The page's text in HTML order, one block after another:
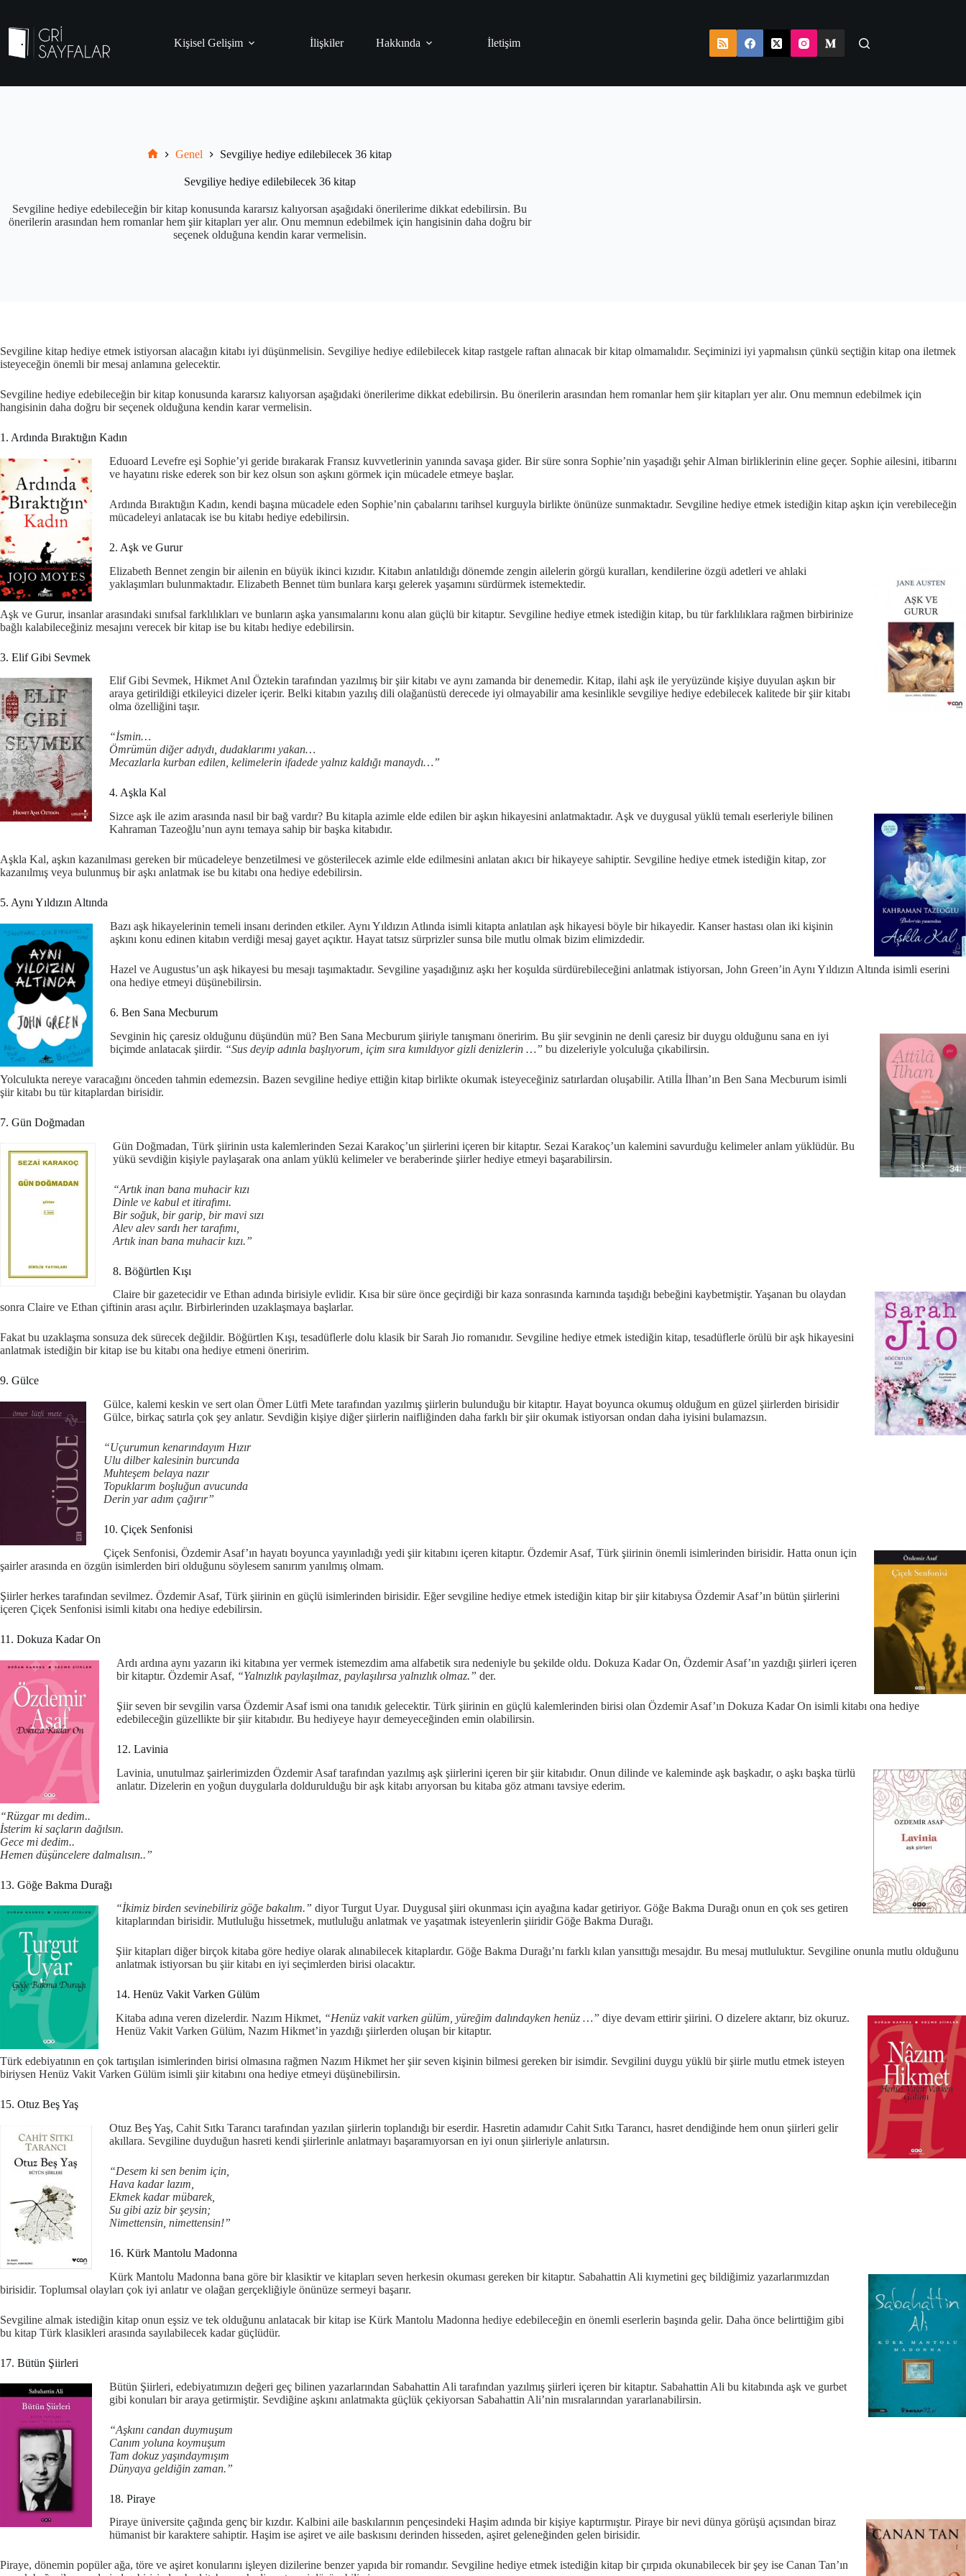
content
Kişisel Gelişim
İlişkiler Hakkında İletişim
Genel Sevgiliye hediye edilebilecek 36 kitap
Sevgiliye hediye edilebilecek 36 kitap
Sevgiline hediye edebileceğin bir kitap konusunda kararsız kalıyorsan aşağıdaki önerilerime dikkat edebilirsin. Bu
önerilerin arasından hem romanlar hem şiir kitapları yer alır. Onu memnun edebilmek için hangisinin daha doğru bir
seçenek olduğuna kendin karar vermelisin.
Sevgiline kitap hediye etmek istiyorsan alacağın kitabı iyi düşünmelisin. Sevgiliye hediye edilebilecek kitap rastgele raftan alınacak bir kitap olmamalıdır. Seçiminizi iyi yapmalısın çünkü seçtiğin kitap ona iletmek
isteyeceğin önemli bir mesaj anlamına gelecektir.
Sevgiline hediye edebileceğin bir kitap konusunda kararsız kalıyorsan aşağıdaki önerilerime dikkat edebilirsin. Bu önerilerin arasından hem romanlar hem şiir kitapları yer alır. Onu memnun edebilmek için
hangisinin daha doğru bir seçenek olduğuna kendin karar vermelisin.
1. Ardında Bıraktığın Kadın
Eduoard Levefre eşi Sophie’yi geride bırakarak Fransız kuvvetlerinin yanında savaşa gider. Bir süre sonra Sophie’nin yaşadığı şehir Alman birliklerinin eline geçer. Sophie ailesini, itibarını
ve hayatını riske ederek son bir kez olsun son aşkını görmek için mücadele etmeye başlar.
Ardında Bıraktığın Kadın, kendi başına mücadele eden Sophie’nin çabalarını tarihsel kurguyla birlikte önünüze sunmaktadır. Sevgiline hediye etmek istediğin kitap aşkın için verebileceğin
mücadeleyi anlatacak ise bu kitabı hediye edebilirsin.
2. Aşk ve Gurur
Elizabeth Bennet zengin bir ailenin en büyük ikinci kızıdır. Kitabın anlatıldığı dönemde zengin ailelerin görgü kuralları, kendilerine özgü adetleri ve ahlaki
yaklaşımları bulunmaktadır. Elizabeth Bennet tüm bunlara karşı gelerek yaşamını sürdürmek istemektedir.
Aşk ve Gurur, insanlar arasındaki sınıfsal farklılıkları ve bunların aşka yansımalarını konu alan güçlü bir kitaptır. Sevgiline hediye etmek istediğin kitap, bu tür farklılıklara rağmen birbirinize
bağlı kalabileceğiniz mesajını verecek bir kitap ise bu kitabı hediye edebilirsin.
3. Elif Gibi Sevmek
Elif Gibi Sevmek, Hikmet Anıl Öztekin tarafından yazılmış bir şiir kitabı ve aynı zamanda bir denemedir. Kitap, ilahi aşk ile yeryüzünde kişiye duyulan aşkın bir
araya getirildiği etkileyici dizeler içerir. Belki kitabın yazılış dili olağanüstü derecede iyi olmayabilir ama kesinlikle sevgiliye hediye edebilecek kalitede bir şiir kitabı
olma özelliğini taşır.
“İsmin…
Ömrümün diğer adıydı, dudaklarımı yakan…
Mecazlarla kurban edilen, kelimelerin ifadede yalnız kaldığı manaydı…”
4. Aşkla Kal
Sizce aşk ile azim arasında nasıl bir bağ vardır? Bu kitapla azimle elde edilen bir aşkın hikayesini anlatmaktadır. Aşk ve duygusal yüklü temalı eserleriyle bilinen
Kahraman Tazeoğlu’nun aynı temaya sahip bir başka kitabıdır.
Aşkla Kal, aşkın kazanılması gereken bir mücadeleye benzetilmesi ve gösterilecek azimle elde edilmesini anlatan akıcı bir hikayeye sahiptir. Sevgiline hediye etmek istediğin kitap, zor
kazanılmış veya bulunmuş bir aşkı anlatmak ise bu kitabı ona hediye edebilirsin.
5. Aynı Yıldızın Altında
Bazı aşk hikayelerinin temeli insanı derinden etkiler. Aynı Yıldızın Atlında isimli kitapta anlatılan aşk hikayesi böyle bir hikayedir. Kanser hastası olan iki kişinin
aşkını konu edinen kitabın verdiği mesaj gayet açıktır. Hayat tatsız sürprizler sunsa bile mutlu olmak bizim elimizdedir.
Hazel ve Augustus’un aşk hikayesi bu mesajı taşımaktadır. Sevgiline yaşadığınız aşkı her koşulda sürdürebileceğini anlatmak istiyorsan, John Green’in Aynı Yıldızın Altında isimli eserini
ona hediye etmeyi düşünebilirsin.
6. Ben Sana Mecburum
Sevginin hiç çaresiz olduğunu düşündün mü? Ben Sana Mecburum şiiriyle tanışmanı öneririm. Bu şiir sevginin ne denli çaresiz bir duygu olduğunu sana en iyi
biçimde anlatacak şiirdir. “Sus deyip adınla başlıyorum, içim sıra kımıldıyor gizli denizlerin …” bu dizeleriyle yolculuğa çıkabilirsin.
Yolculukta nereye varacağını önceden tahmin edemezsin. Bazen sevgiline hediye ettiğin kitap birlikte okumak isteyeceğiniz satırlardan oluşabilir. Atilla İlhan’ın Ben Sana Mecburum isimli
şiir kitabı bu tür kitaplardan birisidir.
7. Gün Doğmadan
Gün Doğmadan, Türk şiirinin usta kalemlerinden Sezai Karakoç’un şiirlerini içeren bir kitaptır. Sezai Karakoç’un kalemini savurduğu kelimeler anlam yüklüdür. Bu
yükü sevdiğin kişiyle paylaşarak ona anlam yüklü kelimeler ve beraberinde şiirler hediye etmeyi başarabilirsin.
“Artık inan bana muhacir kızı
Dinle ve kabul et itirafımı.
Bir soğuk, bir garip, bir mavi sızı
Alev alev sardı her tarafımı,
Artık inan bana muhacir kızı.”
8. Böğürtlen Kışı
Claire bir gazetecidir ve Ethan adında birisiyle evlidir. Kısa bir süre önce geçirdiği bir kaza sonrasında karnında taşıdığı bebeğini kaybetmiştir. Yaşanan bu olaydan
sonra Claire ve Ethan çiftinin arası açılır. Birbirlerinden uzaklaşmaya başlarlar.
Fakat bu uzaklaşma sonsuza dek sürecek değildir. Böğürtlen Kışı, tesadüflerle dolu klasik bir Sarah Jio romanıdır. Sevgiline hediye etmek istediğin kitap, tesadüflerle örülü bir aşk hikayesini
anlatmak istediğin bir kitap ise bu kitabı ona hediye etmeni öneririm.
9. Gülce
Gülce, kalemi keskin ve sert olan Ömer Lütfi Mete tarafından yazılmış şiirlerin bulunduğu bir kitaptır. Hayat boyunca okumuş olduğum en güzel şiirlerden birisidir
Gülce, birkaç satırla çok şey anlatır. Sevdiğin kişiye diğer şiirlerin naifliğinden daha farklı bir şiir okumak istiyorsan ondan daha iyisini bulamazsın.
“Uçurumun kenarındayım Hızır
Ulu dilber kalesinin burcunda
Muhteşem belaya nazır
Topuklarım boşluğun avucunda
Derin yar adım çağırır”
10. Çiçek Senfonisi
Çiçek Senfonisi, Özdemir Asaf’ın hayatı boyunca yayınladığı yedi şiir kitabını içeren kitaptır. Özdemir Asaf, Türk şiirinin önemli isimlerinden birisidir. Hatta onun için
şairler arasında en özgün isimlerden biri olduğunu söylesem sanırım yanılmış olmam.
Şiirler herkes tarafından sevilmez. Özdemir Asaf, Türk şiirinin en güçlü isimlerinden birisidir. Eğer sevgiline hediye etmek istediğin kitap bir şiir kitabıysa Özdemir Asaf’ın bütün şiirlerini
içeren Çiçek Senfonisi isimli kitabı ona hediye edebilirsin.
11. Dokuza Kadar On
Ardı ardına aynı yazarın iki kitabına yer vermek istemezdim ama alfabetik sıra nedeniyle bu şekilde oldu. Dokuza Kadar On, Özdemir Asaf’ın yazdığı şiirleri içeren
bir kitaptır. Özdemir Asaf, “Yalnızlık paylaşılmaz, paylaşılırsa yalnızlık olmaz.” der.
Şiir seven bir sevgilin varsa Özdemir Asaf ismi ona tanıdık gelecektir. Türk şiirinin en güçlü kalemlerinden birisi olan Özdemir Asaf’ın Dokuza Kadar On isimli kitabı ona hediye
edebileceğin güzellikte bir şiir kitabıdır. Bu hediyeye hayır demeyeceğinden emin olabilirsin.
12. Lavinia
Lavinia, unutulmaz şairlerimizden Özdemir Asaf tarafından yazılmış aşk şiirlerini içeren bir şiir kitabıdır. Onun dilinde ve kaleminde aşk başkadır, o aşkı başka türlü
anlatır. Dizelerin en yoğun duygularla doldurulduğu bir aşk kitabı arıyorsan bu kitaba göz atmanı tavsiye ederim.
“Rüzgar mı dedim..
İsterim ki saçların dağılsın.
Gece mi dedim..
Hemen düşüncelere dalmalısın..”
13. Göğe Bakma Durağı
“İkimiz birden sevinebiliriz göğe bakalım.” diyor Turgut Uyar. Duygusal şiiri okunması için ayağına kadar getiriyor. Göğe Bakma Durağı onun en çok ses getiren
kitaplarından birisidir. Mutluluğu hissetmek, mutluluğu anlatmak ve yaşatmak isteyenlerin şiiridir Göğe Bakma Durağı.
Şiir kitapları diğer birçok kitaba göre hediye olarak alınabilecek kitaplardır. Göğe Bakma Durağı’nı farklı kılan yansıttığı mesajdır. Bu mesaj mutluluktur. Sevgiline onunla mutlu olduğunu
anlatmak istiyorsan bu şiir kitabı en iyi seçimlerden birisi olacaktır.
14. Henüz Vakit Varken Gülüm
Kitaba adına veren dizelerdir. Nazım Hikmet, “Henüz vakit varken gülüm, yüreğim dalındayken henüz …” diye devam ettirir şiirini. O dizelere aktarır, biz okuruz.
Henüz Vakit Varken Gülüm, Nazım Hikmet’in yazdığı şiirlerden oluşan bir kitaptır.
Türk edebiyatının en çok tartışılan isimlerinden birisi olmasına rağmen Nazım Hikmet her şiir seven kişinin bilmesi gereken bir isimdir. Sevgilini duygu yüklü bir şiirle mutlu etmek isteyen
biriysen Henüz Vakit Varken Gülüm isimli şiir kitabını ona hediye etmeyi düşünebilirsin.
15. Otuz Beş Yaş
Otuz Beş Yaş, Cahit Sıtkı Tarancı tarafından yazılan şiirlerin toplandığı bir eserdir. Hasretin adamıdır Cahit Sıtkı Tarancı, hasret dendiğinde hem onun şiirleri gelir
akıllara. Sevgiline duyduğun hasreti kendi şiirlerinle anlatmayı başaramıyorsan en iyi onun şiirleriyle anlatırsın.
“Desem ki sen benim için,
Hava kadar lazım,
Ekmek kadar mübarek,
Su gibi aziz bir şeysin;
Nimettensin, nimettensin!”
16. Kürk Mantolu Madonna
Kürk Mantolu Madonna bana göre bir klasiktir ve kitapları seven herkesin okuması gereken bir kitaptır. Sabahattin Ali kıymetini geç bildiğimiz yazarlarımızdan
birisidir. Toplumsal olayları çok iyi anlatır ve olağan gerçekliğiyle önünüze sermeyi başarır.
Sevgiline almak istediğin kitap onun eşsiz ve tek olduğunu anlatacak bir kitap ise Kürk Mantolu Madonna hediye edebileceğin en önemli eserlerin başında gelir. Daha önce belirttiğim gibi
bu kitap Türk klasikleri arasında sayılabilecek kadar güçlüdür.
17. Bütün Şiirleri
Bütün Şiirleri, edebiyatımızın değeri geç bilinen yazarlarından Sabahattin Ali tarafından yazılmış şiirleri içeren bir kitaptır. Sabahattin Ali bu kitabında aşk ve gurbet
gibi konuları bir araya getirmiştir. Sevdiğine aşkını anlatmakta güçlük çekiyorsan Sabahattin Ali’nin mısralarından yararlanabilirsin.
“Aşkını candan duymuşum
Canım yoluna koymuşum
Tam dokuz yaşındaymışım
Dünyaya geldiğin zaman.”
18. Piraye
Piraye üniversite çağında genç bir kızdır. Kalbini aile baskılarının pençesindeki Haşim adında bir kişiye kaptırmıştır. Piraye bir nevi dünya görüşü açısından biraz
hümanist bir karaktere sahiptir. Haşim ise aşiret ve aile baskısını derinden hisseden, aşiret geleneğinden gelen birisidir.
Piraye, dönemin popüler ağa, töre ve aşiret konularını işleyen dizilerine benzer yapıda bir romandır. Sevgiline hediye etmek istediğin kitap bir çırpıda okunabilecek bir şey ise Canan Tan’ın